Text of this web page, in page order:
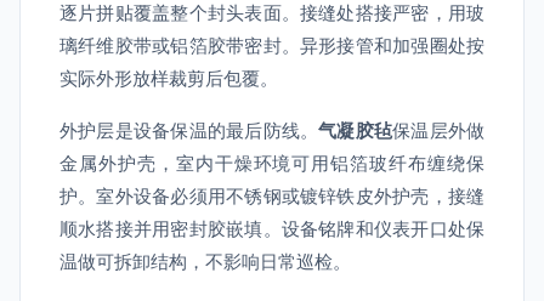
逐片拼贴覆盖整个封头表面。接缝处搭接严密，用玻
璃纤维胶带或铝箔胶带密封。异形接管和加强圈处按
实际外形放样裁剪后包覆。
外护层是设备保温的最后防线。气凝胶毡保温层外做
金属外护壳，室内干燥环境可用铝箔玻纤布缠绕保
护。室外设备必须用不锈钢或镀锌铁皮外护壳，接缝
顺水搭接并用密封胶嵌填。设备铭牌和仪表开口处保
温做可拆卸结构，不影响日常巡检。